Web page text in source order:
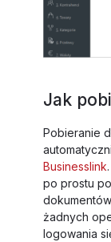
Jak
Pobieranie
Businesslink
po prostu
żadnych
logowania